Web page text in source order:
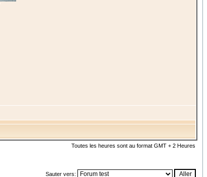
Toutes les heures sont au format GMT + 2 Heures
Sauter vers: